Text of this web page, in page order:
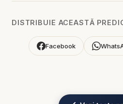
venit doar să-ți
omul poate avea bani și
ține, când frica te conduce,
DISTRIBUIE ACEASTĂ
Facebook